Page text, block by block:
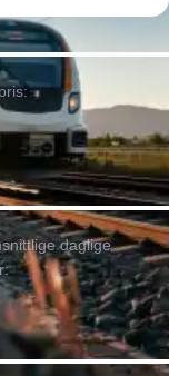
daglige